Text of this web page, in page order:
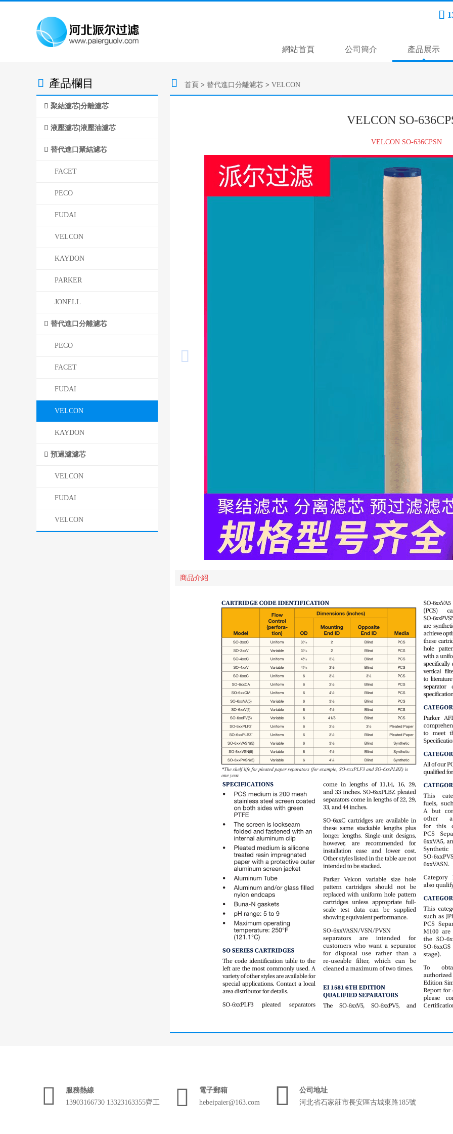

網站首頁 公司簡介 產品展示
產品欄目
聚結濾芯|分離濾芯
液壓濾芯|液壓油濾芯
替代進口聚結濾芯
FACET
PECO
FUDAI
VELCON
KAYDON
PARKER
JONELL
替代進口分離濾芯
PECO
FACET
FUDAI
VELCON
KAYDON
預過濾濾芯
VELCON
FUDAI
VELCON
首頁 > 替代進口分離濾芯 > VELCON
VELCON SO-
VELCON SO-636CPSN
商品介紹

服務熱線
13903166730 13323163355齊工

電子郵箱
hebeipaier@163.com

公司地址
河北省石家莊市長安區古城東路185號